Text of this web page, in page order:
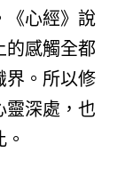
《心經》說
的感觸全都
界。所以修
靈深處，也